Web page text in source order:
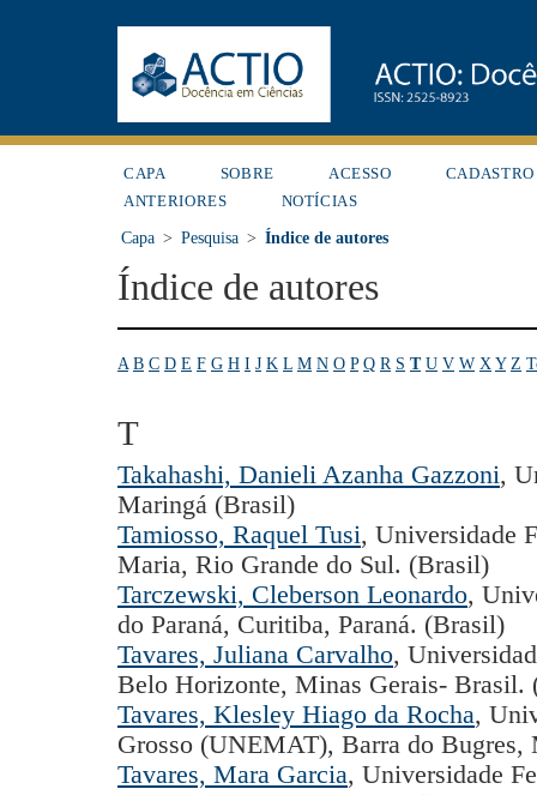
CAPA SOBRE ACESSO
CADASTRO
ANTERIORES
NOTÍCIAS
Capa > Pesquisa > Índice de autores
Índice de autores
A B C D E F G H I J K L M N O P Q R S T U V W X Y Z
T
Takahashi, Danieli Azanha Gazzoni,
Maringá (Brasil)
Tamiosso, Raquel Tusi, Universidade
Maria, Rio Grande do Sul. (Brasil)
Tarczewski, Cleberson Leonardo,
do Paraná, Curitiba, Paraná. (Brasil)
Tavares, Juliana Carvalho,
Belo Horizonte, Minas Gerais- Brasil.
Tavares, Klesley Hiago da Rocha,
Grosso (UNEMAT), Barra do Bugres,
Tavares, Mara Garcia, Universidade